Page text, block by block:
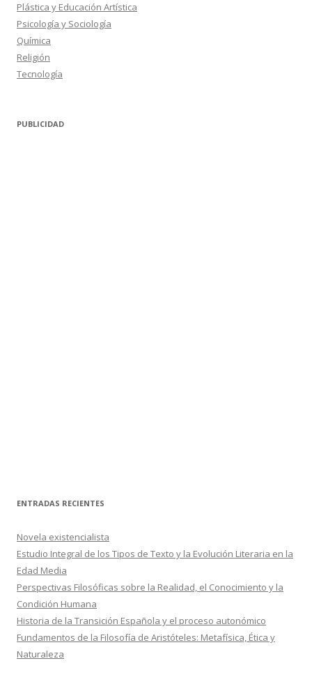
Plástica y Educación Artística
Psicología y Sociología
Química
Religión
Tecnología
PUBLICIDAD
ENTRADAS RECIENTES
Novela existencialista
Estudio Integral de los Tipos de Texto y la Evolución Literaria en la
Edad Media
Perspectivas Filosóficas sobre la Realidad, el Conocimiento y la
Condición Humana
Historia de la Transición Española y el proceso autonómico
Fundamentos de la Filosofía de Aristóteles: Metafísica, Ética y
Naturaleza